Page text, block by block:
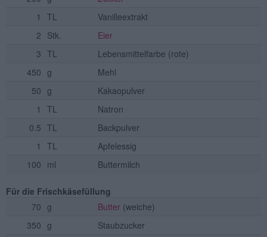
1
TL
Vanilleextrakt
2 Stk.
Eier
3 TL Lebensmittelfarbe (rote)
450 g
Mehl
50 g
Kakaopulver
1
TL
Natron
0.5 TL
Backpulver
1
TL
Apfelessig
100 ml Buttermilch
Für die Frischkäsefüllung
70 g Butter (weiche)
350 g
Staubzucker